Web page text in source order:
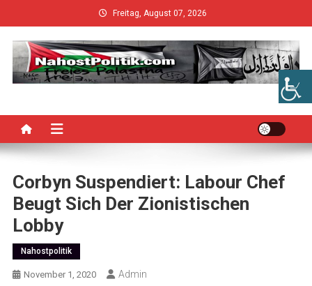
to
content
Freitag, August 07, 2026
Corbyn Suspendiert: Labour Chef
Beugt Sich Der Zionistischen
Lobby
Nahostpolitik
November 1, 2020 Admin